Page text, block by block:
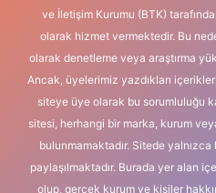
ve İletişim Kurumu (BTK)
olarak hizmet vermektedir. Bu
olarak denetleme veya araştırma
Ancak, üyelerimiz yazdıkları
siteye üye olarak bu sorumluluğu
sitesi, herhangi bir marka, kurum
bulunmamaktadır. Sitede yalnızca
paylaşılmaktadır. Burada yer alan
olup, gerçek kurum ve kişiler